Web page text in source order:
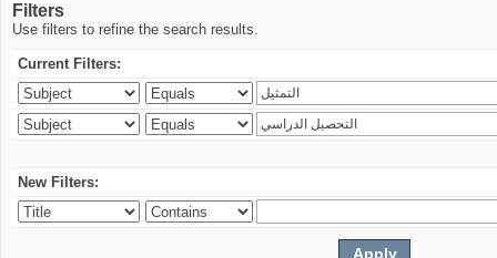
Filters
Use filters to refine the search results.
Current Filters:
New Filters: